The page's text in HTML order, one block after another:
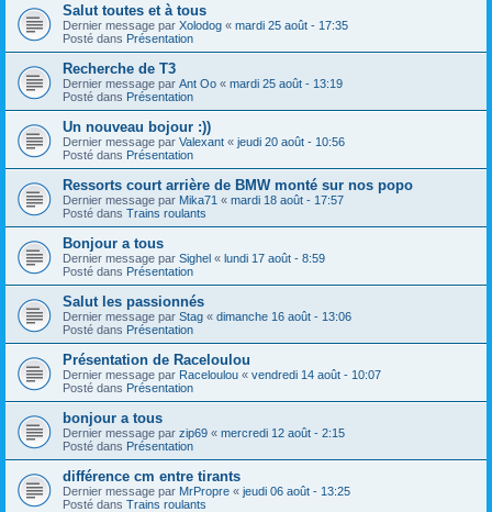
Salut toutes et à tous
Dernier message par Xolodog « mardi 25 août - 17:35
Posté dans Présentation
Recherche de T3
Dernier message par Ant Oo « mardi 25 août - 13:19
Posté dans Présentation
Un nouveau bojour :))
Dernier message par Valexant « jeudi 20 août - 10:56
Posté dans Présentation
Ressorts court arrière de BMW monté sur nos popo
Dernier message par Mika71 « mardi 18 août - 17:57
Posté dans Trains roulants
Bonjour a tous
Dernier message par Sighel « lundi 17 août - 8:59
Posté dans Présentation
Salut les passionnés
Dernier message par Stag « dimanche 16 août - 13:06
Posté dans Présentation
Présentation de Raceloulou
Dernier message par Raceloulou « vendredi 14 août - 10:07
Posté dans Présentation
bonjour a tous
Dernier message par zip69 « mercredi 12 août - 2:15
Posté dans Présentation
différence cm entre tirants
Dernier message par MrPropre « jeudi 06 août - 13:25
Posté dans Trains roulants